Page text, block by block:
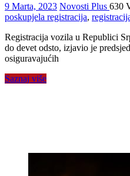
9 Marta, 2023 Novosti Plus 630
poskupjela registracija,
Registracija vozila u Republici
do devet odsto, izjavio je
osiguravajućih
Saznaj više